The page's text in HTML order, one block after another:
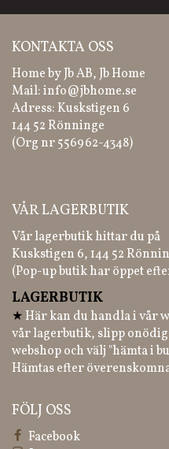
KONTAKTA OSS
Home by Jb AB, Jb Home
Mail:info@jbhome.se
Adress: Kuskstigen 6
144 52 Rönninge
(Org nr 556962-4348)
VÅR LAGERBUTIK
Vår lagerbutik hittar du på
Kuskstigen 6, 144 52
(Pop-up butik har öppet
LAGERBUTIK
★ Här kan du handla i vår
vår lagerbutik, slipp
webshop och välj "hämta i
Hämtas efter
FÖLJ OSS
Facebook